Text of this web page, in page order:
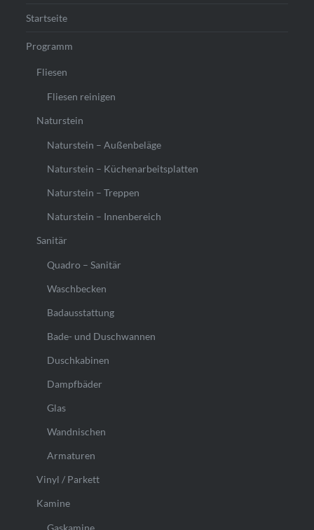
Startseite
Programm
Fliesen
Fliesen reinigen
Naturstein
Naturstein – Außenbeläge
Naturstein – Küchenarbeitsplatten
Naturstein – Treppen
Naturstein – Innenbereich
Sanitär
Quadro – Sanitär
Waschbecken
Badausstattung
Bade- und Duschwannen
Duschkabinen
Dampfbäder
Glas
Wandnischen
Armaturen
Vinyl / Parkett
Kamine